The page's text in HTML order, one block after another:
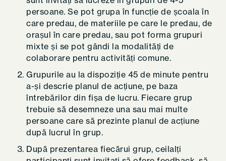
persoane. Se pot grupa în funcție de școala în
care predau, de materiile pe care le predau, de
orașul în care predau, sau pot forma grupuri
mixte și se pot gândi la modalități de
colaborare pentru activități comune.
Grupurile au la dispoziție 45 de minute pentru
a-și descrie planul de acțiune, pe baza
întrebărilor din fișa de lucru. Fiecare grup
trebuie să desemneze una sau mai multe
persoane care să prezinte planul de acțiune
după lucrul în grup.
După prezentarea fiecărui grup, ceilalți